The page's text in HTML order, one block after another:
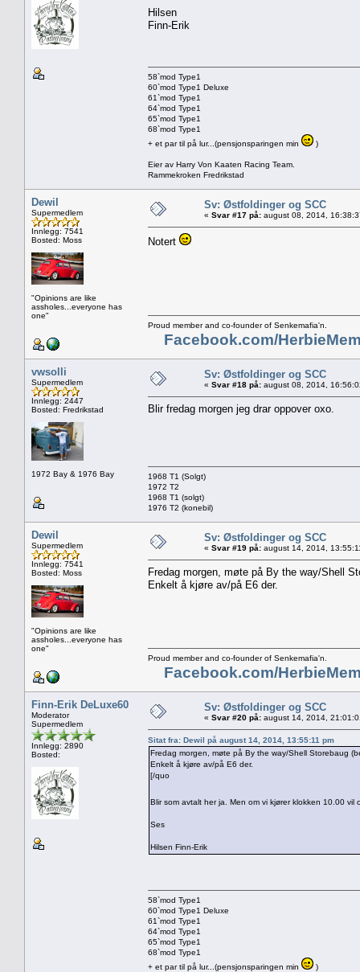
Hilsen
Finn-Erik
58`mod Type1
60`mod Type1 Deluxe
61`mod Type1
64`mod Type1
65`mod Type1
68`mod Type1
+ et par til på lur...(pensjonsparingen min
)
Eier av Harry Von Kaaten Racing Team.
Rammekroken Fredrikstad
Dewil
Supermedlem
Innlegg: 7541
Bosted: Moss
"Opinions are like
assholes...everyone has
one"
Sv: Østfoldinger og SCC
« Svar #17 på: august 08, 2014,
Notert
Proud member and co-founder of Senkemafia'n.
Facebook.com/
vwsolli
Supermedlem
Innlegg: 2447
Bosted: Fredrikstad
1972 Bay & 1976 Bay
Sv: Østfoldinger og SCC
« Svar #18 på: august 08, 2014,
Blir fredag morgen jeg drar oppover oxo.
1968 T1 (Solgt)
1972 T2
1968 T1 (solgt)
1976 T2 (konebil)
Dewil
Supermedlem
Innlegg: 7541
Bosted: Moss
"Opinions are like
assholes...everyone has
one"
Sv: Østfoldinger og SCC
« Svar #19 på: august 14, 2014,
Fredag morgen, møte på By the way/Shell
Enkelt å kjøre av/på E6 der.
Proud member and co-founder of Senkemafia'n.
Facebook.com/
Finn-Erik DeLuxe60
Moderator
Supermedlem
Innlegg: 2890
Bosted:
Sv: Østfoldinger og SCC
« Svar #20 på: august 14, 2014,
Sitat fra: Dewil på august 14, 2014, 13:55:11 pm
Fredag morgen, møte på By the way/Shell Storebaug
Enkelt å kjøre av/på E6 der.
[/quo
Blir som avtalt her ja. Men om vi kjører klokken 10.00
Ses
Hilsen Finn-Erik
58`mod Type1
60`mod Type1 Deluxe
61`mod Type1
64`mod Type1
65`mod Type1
68`mod Type1
+ et par til på lur...(pensjonsparingen min
)